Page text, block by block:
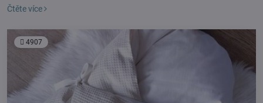
Čtěte více
4907